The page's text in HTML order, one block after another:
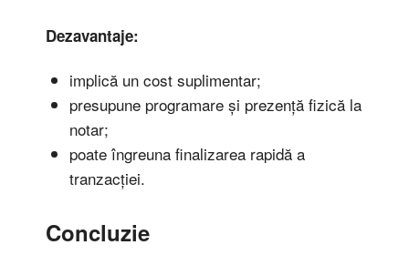
Dezavantaje:
implică un cost suplimentar;
presupune programare și prezență fizică la
notar;
poate îngreuna finalizarea rapidă a
tranzacției.
Concluzie